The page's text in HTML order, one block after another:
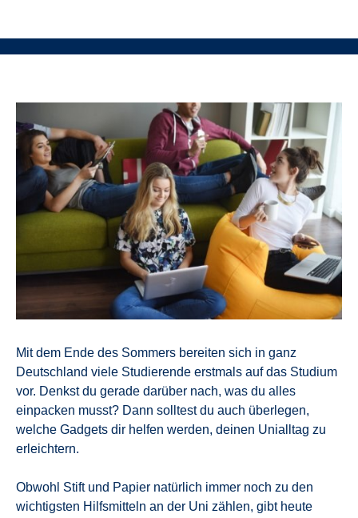
Mit dem Ende des Sommers bereiten sich in ganz
Deutschland viele Studierende erstmals auf das Studium
vor. Denkst du gerade darüber nach, was du alles
einpacken musst? Dann solltest du auch überlegen,
welche Gadgets dir helfen werden, deinen Unialltag zu
erleichtern.
Obwohl Stift und Papier natürlich immer noch zu den
wichtigsten Hilfsmitteln an der Uni zählen, gibt heute